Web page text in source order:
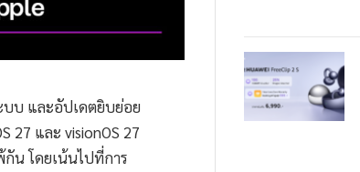
บบ และอัปเดตยิบย่อย
27 และ visionOS 27
น โดยเน้นไปที่การ